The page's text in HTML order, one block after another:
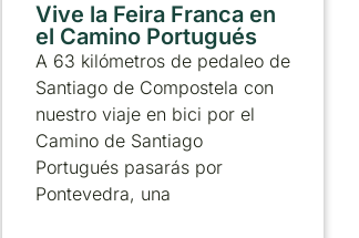
Vive la Feira Franca en
el Camino Portugués
A 63 kilómetros de pedaleo de
Santiago de Compostela con
nuestro viaje en bici por el
Camino de Santiago
Portugués pasarás por
Pontevedra, una